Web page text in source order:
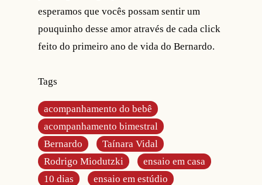
esperamos que vocês possam sentir um
pouquinho desse amor através de cada click
feito do primeiro ano de vida do Bernardo.
Tags
acompanhamento do bebê
acompanhamento bimestral
Bernardo
Taínara Vidal
Rodrigo Miodutzki
ensaio em casa
10 dias
ensaio em estúdio